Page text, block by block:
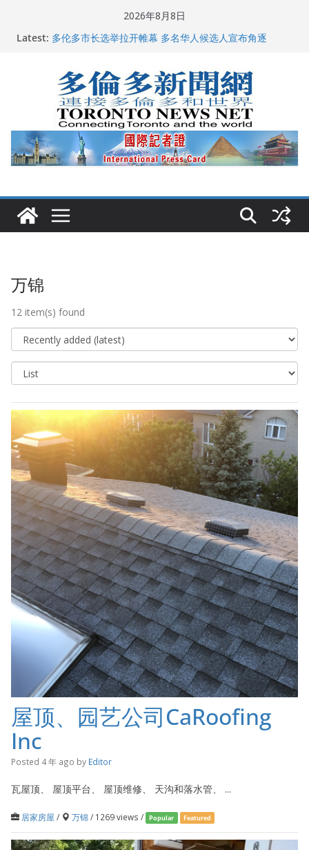
2026年8月8日
Latest: 龚晓华参加多伦多骄傲大游行 与市民分享竞选理念
特朗普称加拿大“不友善”并批评其领导层 卡尼：谈判事
关加拿大就业
2026加拿大青少年儿童绘画比赛颁奖典礼多伦多举行
万锦
12 item(s) found
屋顶、园艺公司CaRoofing
Inc
Posted 4 年 ago by Editor
瓦屋顶、 屋顶平台、 屋顶维修、 天沟和落水管、 ...
居家房屋 / 万锦/ 1269 views / Popular Featured